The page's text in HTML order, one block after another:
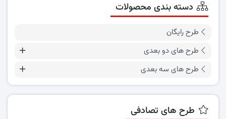
دسته بندی محصولات
طرح رایگان
طرح های دو بعدی
طرح های سه بعدی
طرح های تصادفی